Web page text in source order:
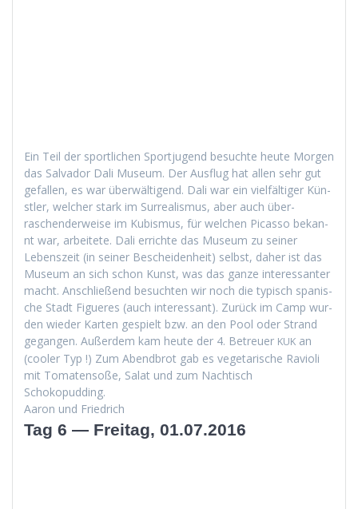
Ein Teil der sportlichen Sportju­gend besuchte heute Mor­gen
das Sal­vador Dali Muse­um. Der Aus­flug hat allen sehr gut
gefall­en, es war über­wälti­gend. Dali war ein vielfältiger Kün­
stler, welch­er stark im Sur­re­al­is­mus, aber auch über­
raschen­der­weise im Kubis­mus, für welchen Picas­so bekan­
nt war, arbeit­ete. Dali errichte das Muse­um zu sein­er
Leben­szeit (in sein­er Beschei­den­heit) selb­st, daher ist das
Muse­um an sich schon Kun­st, was das ganze inter­es­san­ter
macht. Anschließend besucht­en wir noch die typ­isch spanis­
che Stadt Figueres (auch inter­es­sant). Zurück im Camp wur­
den wieder Karten gespielt bzw. an den Pool oder Strand
gegan­gen. Außer­dem kam heute der 4. Betreuer KUK an
(cool­er Typ !) Zum Abend­brot gab es veg­e­tarische Ravi­o­li
mit Tomaten­soße, Salat und zum Nachtisch
Schokopudding.
Aaron und Friedrich
Tag 6 — Freitag, 01.07.2016